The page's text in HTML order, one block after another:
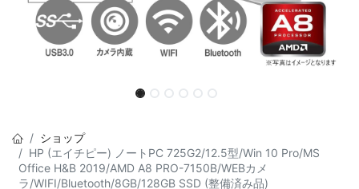
ショップ
HP (エイチピー) ノートPC 725G2/12.5型/Win 10 Pro/MS
Office H&B 2019/AMD A8 PRO-7150B/WEBカメ
ラ/WIFI/Bluetooth/8GB/128GB SSD (整備済み品)